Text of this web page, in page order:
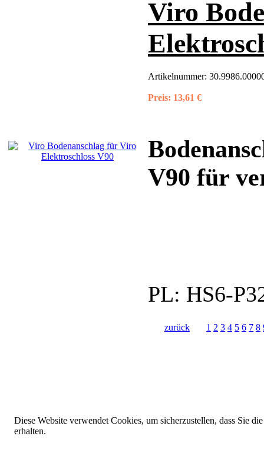
Viro
Artikelnummer:
Preis: 13,61 €
V90 für
PL: HS6-
zurück 1 2 3 4 5 6 7 8
Diese Website verwendet Cookies, um sicherzustellen, dass Sie
erhalten.